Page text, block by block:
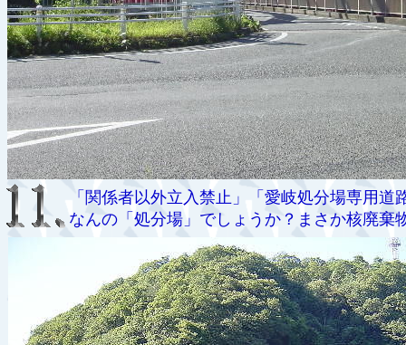
「関係者以外立入禁止」「愛岐処分場専用道
なんの「処分場」でしょうか？まさか核廃棄